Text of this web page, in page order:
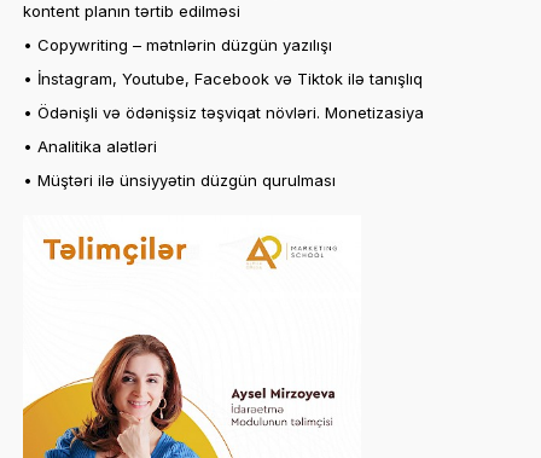
kontent planın tərtib edilməsi
• Copywriting – mətnlərin düzgün yazılışı
• İnstagram, Youtube, Facebook və Tiktok ilə tanışlıq
• Ödənişli və ödənişsiz təşviqat növləri. Monetizasiya
• Analitika alətləri
• Müştəri ilə ünsiyyətin düzgün qurulması